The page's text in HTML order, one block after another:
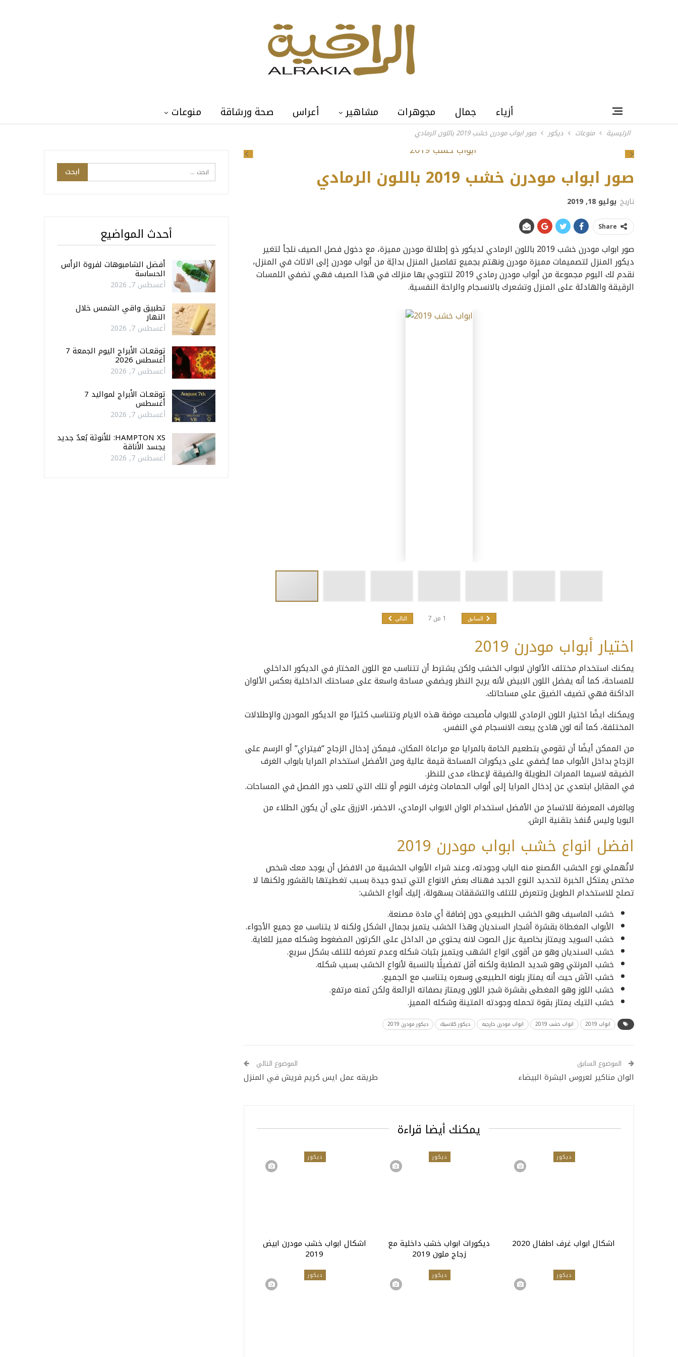
أزياء جمال مجوهرات مشاهير أعراس صحة ورشاقة منوعات
الرئيسية منوعات ديكور صور ابواب مودرن خشب 2019 باللون الرمادي
صور ابواب مودرن خشب 2019 باللون الرمادي
تاريخ يوليو 18, 2019
Share
صور ابواب مودرن خشب 2019 باللون الرمادي لديكور ذو إطلالة مودرن مميزة، مع دخول فصل الصيف نلجأ لتغير
ديكور المنزل لتصميمات مميزة مودرن ونهتم بجميع تفاصيل المنزل بدايًة من أبواب مودرن إلى الاثاث في المنزل،
نقدم لك اليوم مجموعة من أبواب مودرن رمادي 2019 لتتوجي بها منزلك في هذا الصيف فهي تضفي اللمسات
الرقيقة والهادئة على المنزل وتشعرك بالانسجام والراحة النفسية.
السابق 1 من 7 التالي
اختيارأبواب مودرن 2019
يمكنك استخدام مختلف الألوان لابواب الخشب ولكن يشترط أن تتناسب مع اللون المختار في الديكور الداخلي
للمساحة، كما أنه يفضل اللون الابيض لأنه يريح النظر ويضفي مساحة واسعة على مساحتك الداخلية بعكس الألوان
الداكنة فهي تضيف الضيق على مساحاتك.
ويمكنك ايضًا اختيار اللون الرمادي للابواب فأصبحت موضة هذه الايام وتتناسب كثيرًا مع الديكور المودرن والإطلالات
المختلفة، كما أنه لون هادئ يبعث الانسجام في النفس.
من الممكن أيضًا أن تقومي بتطعيم الخامة بالمرايا مع مراعاة المكان، فيمكن إدخال الزجاج “فيتراي” أو الرسم على
الزجاج بداخل الأبواب مما يُضفي على ديكورات المساحة قيمة عالية ومن الأفضل استخدام المرايا بابواب الغرف
الضيقه لاسيما الممرات الطويلة والضيقة لإعطاء مدى للنظر.
في المقابل ابتعدي عن إدخال المرايا إلى أبواب الحمامات وغرف النوم أو تلك التي تلعب دور الفصل في المساحات.
وبالغرف المعرضة للاتساخ من الأفضل استخدام الوان الابواب الرمادي، الاخضر، الازرق على أن يكون الطلاء من
البويا وليس مُنفذ بتقنية الرش.
افضل انواع خشب ابواب مودرن 2019
لاتُهملي نوع الخشب المُصنع منه الباب وجودته، وعند شراء الأبواب الخشبية من الافضل أن يوجد معك شخص
مختص يمتكل الخبرة لتحديد النوع الجيد فهناك بعض الانواع التي تبدو جيدة بسبب تغطيتها بالقشور ولكنها لا
تصلح للاستخدام الطويل وتتعرض للتلف والتشققات بسهولة، إليك أنواع الخشب:
خشب الماسيف وهو الخشب الطبيعي دون إضافة أي مادة مصنعة.
الأبواب المغطاة بقشرة أشجار السنديان وهذا الخشب يتميز بجمال الشكل ولكنه لا يتناسب مع جميع الأجواء.
خشب السويد ويمتاز بخاصية عزل الصوت لانه يحتوي من الداخل على الكرتون المضغوط وشكله مميز للغاية.
خشب السنديان وهو من أقوى انواع الشهب ويتميز بثبات شكله وعدم تعرضه للتلف بشكل سريع.
خشب المرنتي وهو شديد الصلابة ولكنه أقل تفضيلًا بالنسبة لأنواع الخشب بسبب شكله.
خشب الآش حيث أنه يمتاز بلونه الطبيعي وسعره يتناسب مع الجميع.
خشب اللوز وهو المغطى بقشرة شجر اللون ويمتاز بصفاته الرائعة ولكن ثمنه مرتفع.
خشب التيك يمتاز بقوة تحمله وجودته المتينة وشكله المميز.
ابواب 2019 ابواب خشب 2019 ابواب مودرن خارجيه ديكور كلاسيك ديكور مودرن 2019
الموضوع السابق
الوان مناكير لعروس البشرة البيضاء
الموضوع التالي
طريقه عمل ايس كريم فريش في المنزل
يمكنك أيضا قراءة
ديكور
اشكال ابواب غرف اطفال 2020
ديكور
ديكورات ابواب خشب داخلية مع
زجاج ملون 2019
ديكور
اشكال ابواب خشب مودرن ابيض
2019
ديكور ديكور ديكور
أحدث المواضيع
أفضل الشامبوهات لفروة الرأس
الحساسة
أغسطس 7, 2026
تطبيق واقي الشمس خلال
النهار
أغسطس 7, 2026
توقعـات الأبراج اليوم الجمعة 7
أغسطس 2026
أغسطس 7, 2026
توقعـات الأبراج لمواليد 7
أغسطس
أغسطس 7, 2026
HAMPTON XS: للأنوثة بُعدٌ جديد
يجسد الأناقة
أغسطس 7, 2026